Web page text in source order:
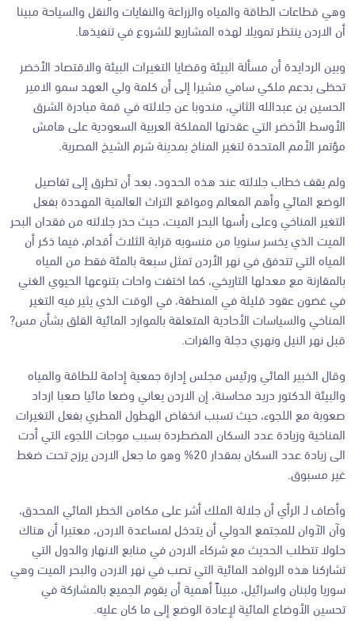
وهي قطاعات الطاقة والمياه والزراعة والنفايات والنقل والسياحة مبينا
أن الاردن ينتظر تمويلا لهذه المشاريع للشروع في تنفيذها.
وبين الردايدة أن مسألة البيئة وقضايا التغيرات البيئة والاقتصاد الأخضر
تحظى بدعم ملكي سامي مشيرا إلى أن كلمة ولي العهد سمو الامير
الحسين بن عبدالله الثاني، مندوبا عن جلالته في قمة مبادرة الشرق
الأوسط الأخضر التي عقدتها المملكة العربية السعودية على هامش
مؤتمر الأمم المتحدة لتغير المناخ بمدينة شرم الشيخ المصرية.
ولم يقف خطاب جلالته عند هذه الحدود، بعد أن تطرق إلى تفاصيل
الوضع المائي وأهم المعالم ومواقع التراث العالمية المهددة بفعل
التغير المناخي وعلى رأسها البحر الميت، حيث حذر جلالته من فقدان البحر
الميت الذي يخسر سنويا من منسوبه قرابة الثلاث أقدام، فيما ذكر أن
المياه التي تتدفق في نهر الأردن تمثل سبعة بالمئة فقط من المياه
بالمقارنة مع معدلها التاريخي، كما اختفت واحات بتنوعها الحيوي الغني
في غضون عقود قليلة في المنطقة، في الوقت الذي يثير فيه التغير
المناخي والسياسات الأحادية المتعلقة بالموارد المائية القلق بشأن مس?
قبل نهر النيل ونهري دجلة والفرات.
وقال الخبير المائي ورئيس مجلس إدارة جمعية إدامة للطاقة والمياه
والبيئة الدكتور دريد محاسنة، إن الاردن يعاني وضعا مائيا صعبا ازداد
صعوبة مع اللجوء، حيث تسبب انخفاض الهطول المطري بفعل التغيرات
المناخية وزيادة عدد السكان المضطردة بسبب موجات اللجوء التي أدت
الى زيادة عدد السكان بمقدار 20% وهو ما جعل الاردن يرزح تحت ضغط
غير مسبوق.
وأضاف لـ الرأي أن جلالة الملك أشر على مكامن الخطر المائي المحدق،
وآن الآوان للمجتمع الدولي أن يتدخل لمساعدة الاردن، معتبرا أن هناك
حلولا تتطلب الحديث مع شركاء الاردن في منابع الانهار والدول التي
تشاركنا هذه الروافد المائية التي تصب في نهر الاردن والبحر الميت وهي
سوريا ولبنان واسرائيل، مبيناً أهمية أن يقوم الجميع بالمشاركة في
تحسين الأوضاع المائية لإعادة الوضع إلى ما كان عليه.